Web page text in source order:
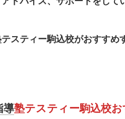
スティー駒込校がおすすめ
導塾テスティー駒込校